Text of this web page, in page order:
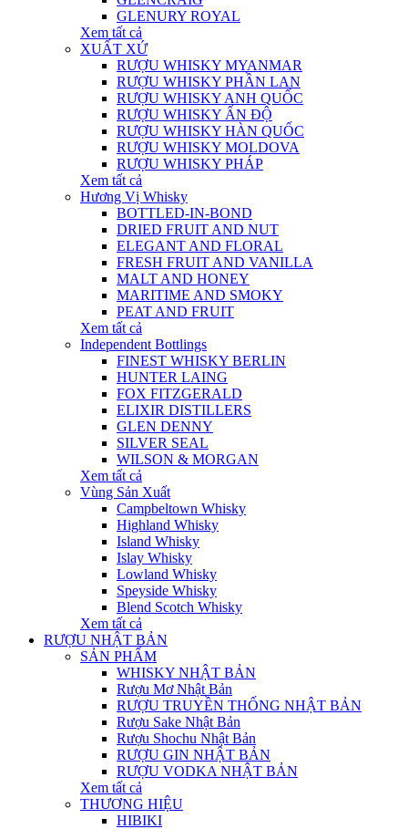
GLENURY ROYAL
Xem tất cả
XUẤT XỨ
RƯỢU WHISKY MYANMAR
RƯỢU WHISKY PHẦN LAN
RƯỢU WHISKY ANH QUỐC
RƯỢU WHISKY ẤN ĐỘ
RƯỢU WHISKY HÀN QUỐC
RƯỢU WHISKY MOLDOVA
RƯỢU WHISKY PHÁP
Xem tất cả
Hương Vị Whisky
BOTTLED-IN-BOND
DRIED FRUIT AND NUT
ELEGANT AND FLORAL
FRESH FRUIT AND VANILLA
MALT AND HONEY
MARITIME AND SMOKY
PEAT AND FRUIT
Xem tất cả
Independent Bottlings
FINEST WHISKY BERLIN
HUNTER LAING
FOX FITZGERALD
ELIXIR DISTILLERS
GLEN DENNY
SILVER SEAL
WILSON & MORGAN
Xem tất cả
Vùng Sản Xuất
Campbeltown Whisky
Highland Whisky
Island Whisky
Islay Whisky
Lowland Whisky
Speyside Whisky
Blend Scotch Whisky
Xem tất cả
RƯỢU NHẬT BẢN
SẢN PHẨM
WHISKY NHẬT BẢN
Rượu Mơ Nhật Bản
RƯỢU TRUYỀN THỐNG NHẬT BẢN
Rượu Sake Nhật Bản
Rượu Shochu Nhật Bản
RƯỢU GIN NHẬT BẢN
RƯỢU VODKA NHẬT BẢN
Xem tất cả
THƯƠNG HIỆU
HIBIKI